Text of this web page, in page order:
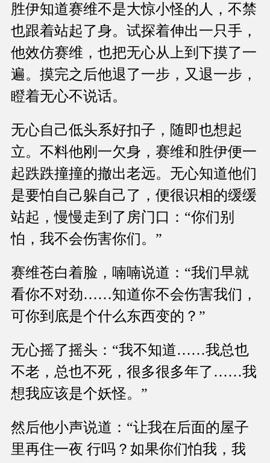
胜伊知道赛维不是大惊小怪的人，不禁
也跟着站起了身。试探着伸出一只手，
他效仿赛维，也把无心从上到下摸了一
遍。摸完之后他退了一步，又退一步，
瞪着无心不说话。
无心自己低头系好扣子，随即也想起
立。不料他刚一欠身，赛维和胜伊便一
起跌跌撞撞的撤出老远。无心知道他们
是要怕自己躲自己了，便很识相的缓缓
站起，慢慢走到了房门口：“你们别
怕，我不会伤害你们。”
赛维苍白着脸，喃喃说道：“我们早就
看你不对劲……知道你不会伤害我们，
可你到底是个什么东西变的？”
无心摇了摇头：“我不知道……我总也
不老，总也不死，很多很多年了……我
想我应该是个妖怪。”
然后他小声说道：“让我在后面的屋子
里再住一夜 行吗？如果你们怕我，我